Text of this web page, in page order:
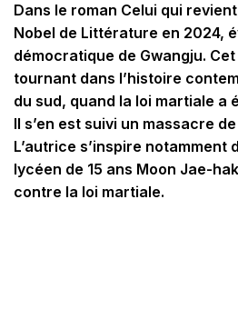
Dans le roman Celui qui
Nobel de Littérature en 2024,
démocratique de Gwangju.
tournant dans l’histoire
du sud, quand la loi martiale a
Il s’en est suivi un massacre
L’autrice s’inspire notamment
lycéen de 15 ans Moon Jae-
contre la loi martiale.